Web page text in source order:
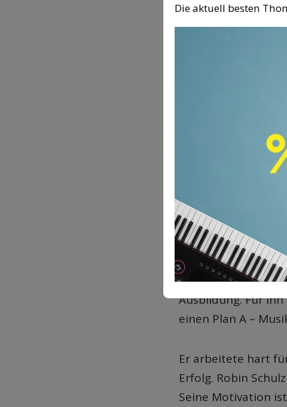
Robin Schulz
Songs, die einem
im Radio und auf
Sein
Ländern kletterte
Charts. Auf
Mio. Aufrufe.
Sein
Damals lebte
Ausbildung. Für
einen Plan A –
Er arbeitete hart
Erfolg. Robin
Seine Motivation
Die aktuell besten